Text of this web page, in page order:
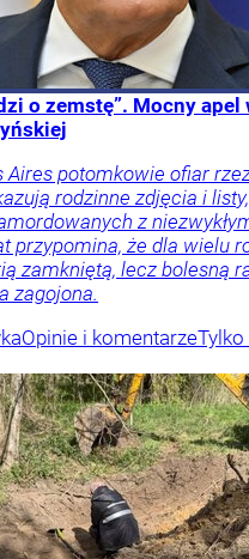
o zemstę”. Mocny
Aires potomkowie ofiar
rodzinne zdjęcia i
z
przypomina, że dla wielu
zamkniętą, lecz bolesną
zagojona.
Opinie i komentarzeTylko